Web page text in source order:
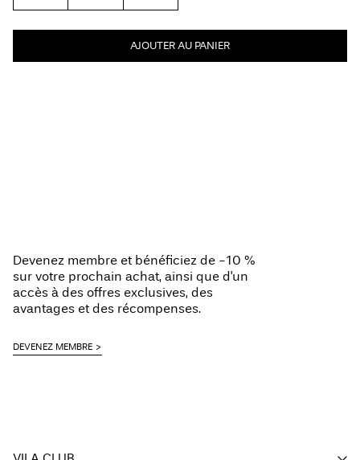
AJOUTER AU PANIER
Devenez membre et bénéficiez de -10 %
sur votre prochain achat, ainsi que d'un
accès à des offres exclusives, des
avantages et des récompenses.
DEVENEZ MEMBRE